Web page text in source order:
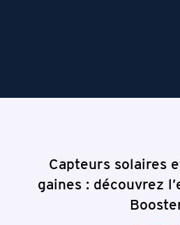
Capteurs solaires
gaines : découvrez